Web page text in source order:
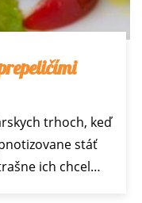
trhoch, keď
stáť
ich chcel…